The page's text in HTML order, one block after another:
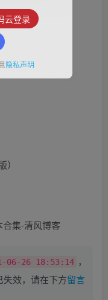
06-26 18:53:14 ，
效，请在下方留言
云登录
隐私声明